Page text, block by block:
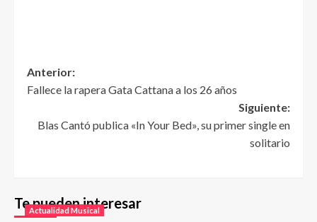
Anterior:
Fallece la rapera Gata Cattana a los 26 años
Siguiente:
Blas Cantó publica «In Your Bed», su primer single en
solitario
Te pueden interesar
Actualidad Musical